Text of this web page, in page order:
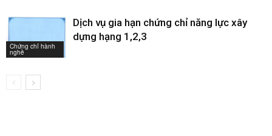
Chứng chỉ hành
nghề
Dịch vụ gia hạn chứng chỉ năng lực xây
dựng hạng 1,2,3